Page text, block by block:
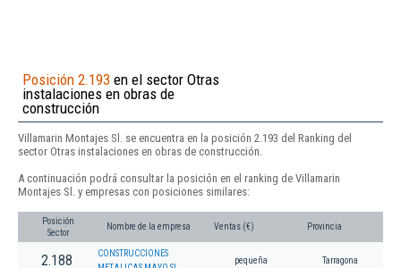
Posición 2.193 en el sector Otras
instalaciones en obras de
construcción
Villamarin Montajes Sl. se encuentra en la posición 2.193 del Ranking del
sector Otras instalaciones en obras de construcción.
A continuación podrá consultar la posición en el ranking de Villamarin
Montajes Sl. y empresas con posiciones similares:
Posición
Sector
Nombre de la empresa Ventas (€) Provincia
2.188
CONSTRUCCIONES
pequeña Tarragona